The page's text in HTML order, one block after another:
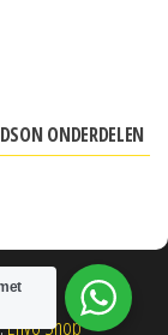
ONDERDELEN
Envo Shop